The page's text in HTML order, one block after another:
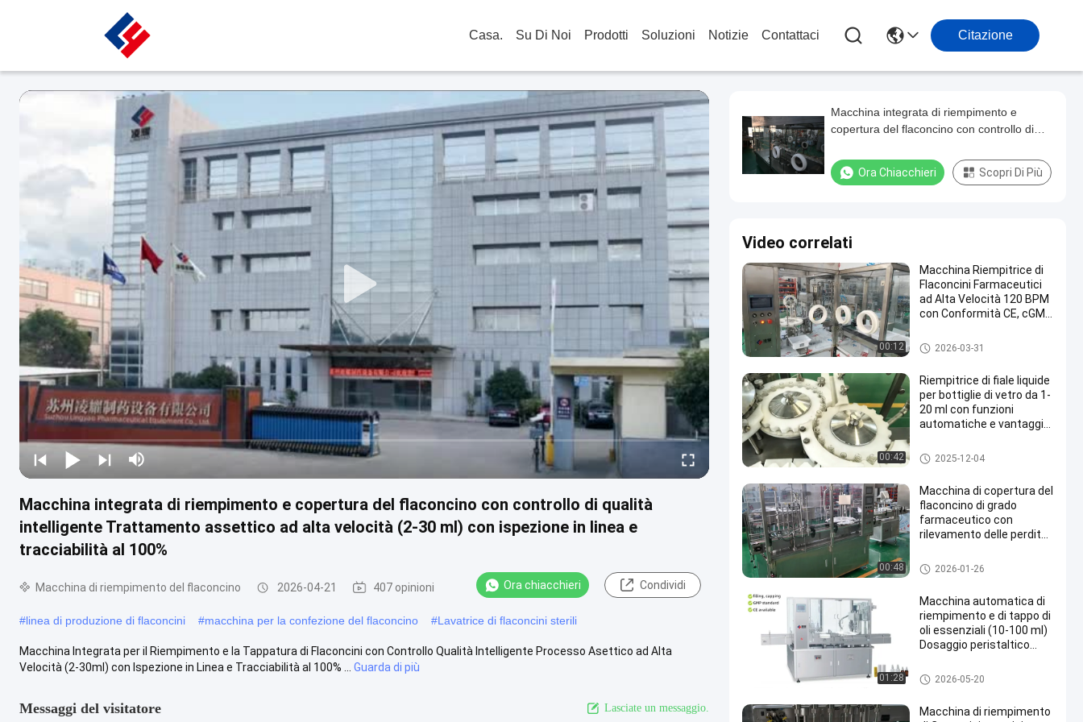
Casa. Su Di Noi Prodotti Soluzioni Notizie Contattaci Citazione
Macchina integrata di riempimento e copertura del flaconcino con controllo di qualità
intelligente Trattamento assettico ad alta velocità (2-30 ml) con ispezione in linea e
tracciabilità al 100%
Macchina di riempimento del flaconcino 2026-04-21 407 opinioni Ora chiacchieri Condividi
#linea di produzione di flaconcini #macchina per la confezione del flaconcino #Lavatrice di flaconcini sterili
Macchina Integrata per il Riempimento e la Tappatura di Flaconcini con Controllo Qualità Intelligente Processo Asettico ad Alta
Velocità (2-30ml) con Ispezione in Linea e Tracciabilità al 100% ...
Guarda di più
Messaggi del visitatore Lasciate un messaggio.
Macchina integrata di riempimento e
copertura del flaconcino con controllo di
alta velocità (2-30 ml) con ispezione in
linea e tracciabilità al 100%
Ora Chiacchieri Scopri Di Più
Video correlati
00:12
Macchina Riempitrice di
Flaconcini Farmaceutici
ad Alta Velocità 120 BPM
con Conformità CE, cGMP
100 per Riempimento e
Chiusura di Tubi di Vetro
Macchina di riempimento di fla
concini farmaceutici
2026-03-31
00:42
Riempitrice di fiale liquide
per bottiglie di vetro da 1-
20 ml con funzioni
automatiche e vantaggi
Macchina di riempimento del fl
aconcino
2025-12-04
00:48
Macchina di copertura del
flaconcino di grado
farmaceutico con
rilevamento delle perdite,
uscita di 6000BPH per
farmaci iniettabili
Macchina di riempimento di fla
concini farmaceutici
2026-01-26
01:28
Macchina automatica di
riempimento e di tappo di
oli essenziali (10-100 ml)
Dosaggio peristaltico
con tecnologia avanzata
di depurazione dell'azoto
Macchina di riempimento del fl
aconcino
2026-05-20
Macchina di riempimento